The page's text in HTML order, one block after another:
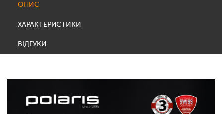
ОПИС
ХАРАКТЕРИСТИКИ
ВІДГУКИ